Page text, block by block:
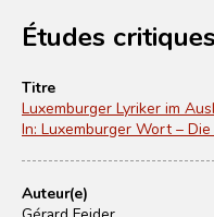
Études critiques
Titre
Luxemburger Lyriker im
In: Luxemburger Wort –
Auteur(e)
Gérard Feider